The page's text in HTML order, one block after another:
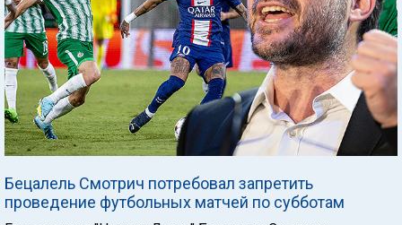
Бецалель Смотрич потребовал запретить
проведение футбольных матчей по субботам